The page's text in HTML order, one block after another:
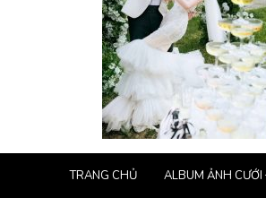
TRANG CHỦ ALBUM ẢNH CƯỚI